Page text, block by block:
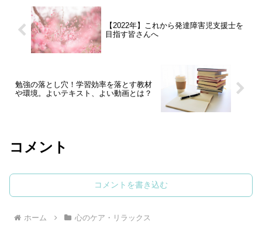
【2022年】これから発達障害児支援士を
目指す皆さんへ
勉強の落とし穴！学習効率を落とす教材
や環境。よいテキスト、よい動画とは？
コメント
コメントを書き込む
ホーム 心のケア・リラックス